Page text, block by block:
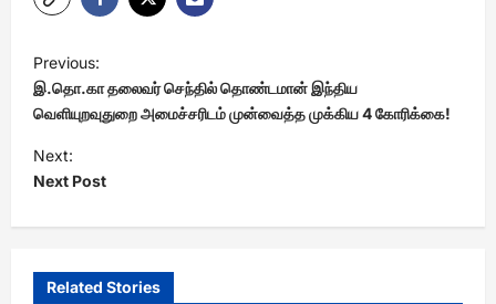
P
o
s
t
n
a
Previous:
இ.தொ.கா தலைவர் செந்தில் தொண்டமான் இந்திய
வெளியுறவுதுறை அமைச்சரிடம் முன்வைத்த முக்கிய 4 கோரிக்கை!
Next:
Next Post
Related Stories